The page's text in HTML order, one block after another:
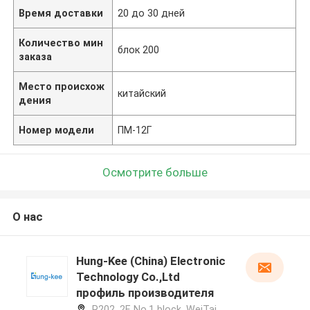
Время доставки 20 до 30 дней
Количество мин
заказа
блок 200
Место происхож
дения
китайский
Номер модели ПМ-12Г
Осмотрите больше
О нас
Hung-Kee (China) Electronic
Technology Co.,Ltd
профиль производителя